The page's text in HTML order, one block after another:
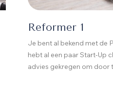
Reformer 1
Je bent al bekend met de
hebt al een paar Start-Up
advies gekregen om door